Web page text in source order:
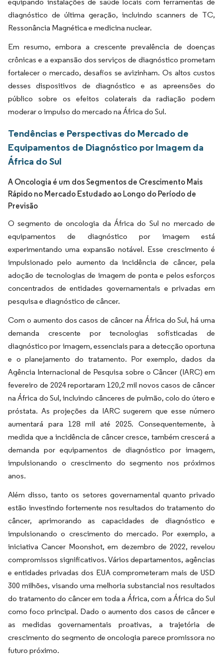
diagnóstico de última geração, incluindo scanners de TC,
Ressonância Magnética e medicina nuclear.
Em resumo, embora a crescente prevalência de doenças
crônicas e a expansão dos serviços de diagnóstico prometam
fortalecer o mercado, desafios se avizinham. Os altos custos
desses dispositivos de diagnóstico e as apreensões do
público sobre os efeitos colaterais da radiação podem
moderar o impulso do mercado na África do Sul.
Tendências e Perspectivas do Mercado de
Equipamentos de Diagnóstico por Imagem da
África do Sul
A Oncologia é um dos Segmentos de Crescimento Mais
Rápido no Mercado Estudado ao Longo do Período de
Previsão
O segmento de oncologia da África do Sul no mercado de
equipamentos de diagnóstico por imagem está
experimentando uma expansão notável. Esse crescimento é
impulsionado pelo aumento da incidência de câncer, pela
adoção de tecnologias de imagem de ponta e pelos esforços
concentrados de entidades governamentais e privadas em
pesquisa e diagnóstico de câncer.
Com o aumento dos casos de câncer na África do Sul, há uma
demanda crescente por tecnologias sofisticadas de
diagnóstico por imagem, essenciais para a detecção oportuna
e o planejamento do tratamento. Por exemplo, dados da
Agência Internacional de Pesquisa sobre o Câncer (IARC) em
fevereiro de 2024 reportaram 120,2 mil novos casos de câncer
na África do Sul, incluindo cânceres de pulmão, colo do útero e
próstata. As projeções da IARC sugerem que esse número
aumentará para 128 mil até 2025. Consequentemente, à
medida que a incidência de câncer cresce, também crescerá a
demanda por equipamentos de diagnóstico por imagem,
impulsionando o crescimento do segmento nos próximos
anos.
Além disso, tanto os setores governamental quanto privado
estão investindo fortemente nos resultados do tratamento do
câncer, aprimorando as capacidades de diagnóstico e
impulsionando o crescimento do mercado. Por exemplo, a
iniciativa Cancer Moonshot, em dezembro de 2022, revelou
compromissos significativos. Vários departamentos, agências
e entidades privadas dos EUA comprometeram mais de USD
300 milhões, visando uma melhoria substancial nos resultados
do tratamento do câncer em toda a África, com a África do Sul
como foco principal. Dado o aumento dos casos de câncer e
as medidas governamentais proativas, a trajetória de
crescimento do segmento de oncologia parece promissora no
futuro próximo.